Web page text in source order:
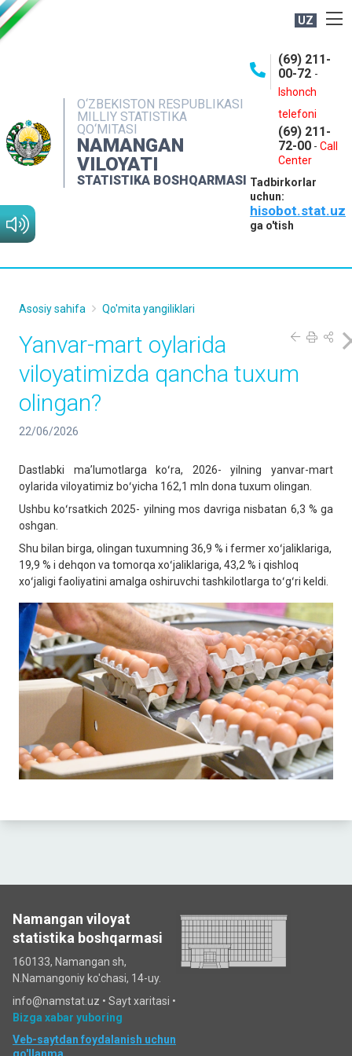
UZ
O‘ZBEKISTON RESPUBLIKASI
MILLIY STATISTIKA
QO‘MITASI
NAMANGAN
VILOYATI
STATISTIKA BOSHQARMASI
(69) 211-
00-72 -
Ishonch
telefoni
(69) 211-
72-00 - Call
Center
Tadbirkorlar
uchun:
hisobot.stat.uz
ga o'tish
NASHRLAR
INTERAKTIV XIZMATLAR
MATBUOT XIZMATI
MUROJAATLAR
Asosiy sahifa Qo'mita yangiliklari
Yanvar-mart oylarida
viloyatimizda qancha tuxum
olingan?
22/06/2026
Dastlabki maʼlumotlarga koʻra, 2026- yilning yanvar-mart
oylarida viloyatimiz boʻyicha 162,1 mln dona tuxum olingan.
Ushbu koʻrsatkich 2025- yilning mos davriga nisbatan 6,3 % ga
oshgan.
Shu bilan birga, olingan tuxumning 36,9 % i fermer xoʻjaliklariga,
19,9 % i dehqon va tomorqa xoʻjaliklariga, 43,2 % i qishloq
xoʻjaligi faoliyatini amalga oshiruvchi tashkilotlarga toʻgʻri keldi.
Namangan viloyat
statistika boshqarmasi
160133, Namangan sh,
N.Namangoniy ko'chasi, 14-uy.
info@namstat.uz • Sayt xaritasi •
Bizga xabar yuboring
Veb-saytdan foydalanish uchun